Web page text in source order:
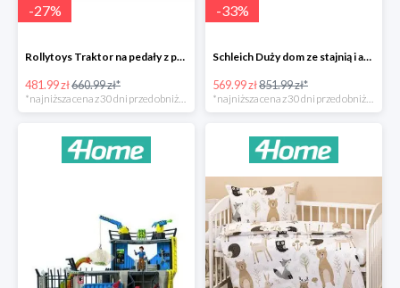
-27%
Rollytoys Traktor na pedały z przyczepą Farm Rolly Junior -27%
481.99 zł660.99 zł*
-33%
Schleich Duży dom ze stajnią i akcesoriami -33%
569.99 zł851.99 zł*